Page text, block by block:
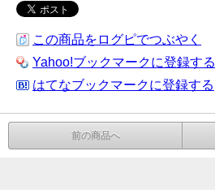
この商品をログピでつぶやく
Yahoo!ブックマークに登録する
はてなブックマークに登録する
前の商品へ